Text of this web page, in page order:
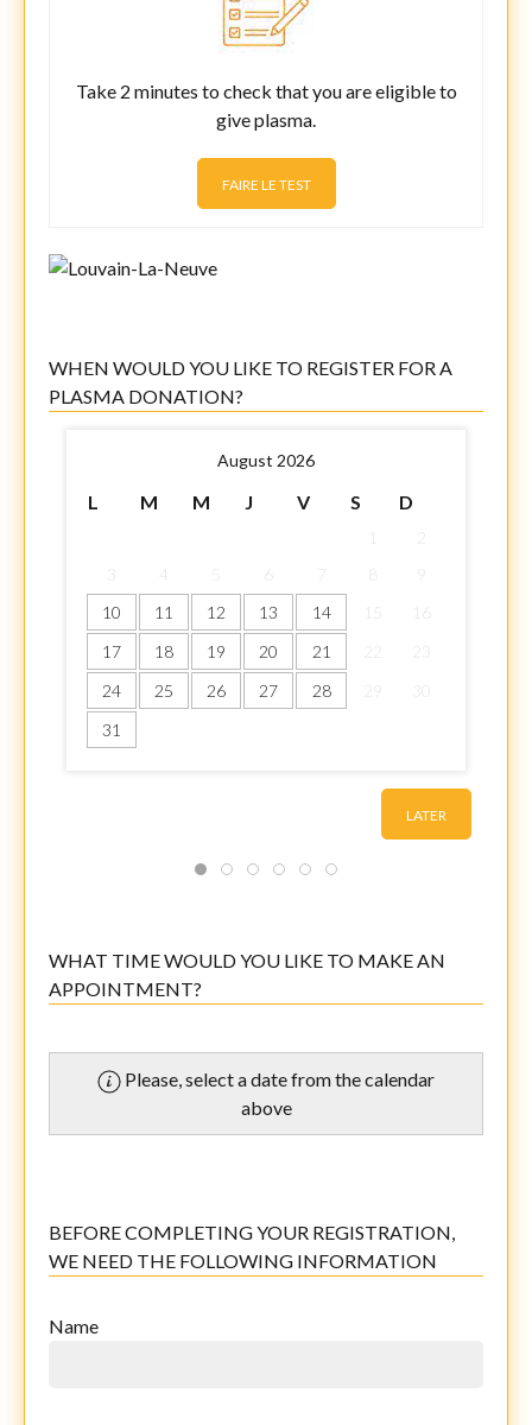
Take 2 minutes to check that you are eligible to
give plasma.
FAIRE LE TEST
WHEN WOULD YOU LIKE TO REGISTER FOR A
PLASMA DONATION?
August 2026
L M M J V S D
4
10
11 12 13 14
17
18 19 20 21
24
25 26 27 28
31
LATER
WHAT TIME WOULD YOU LIKE TO MAKE AN
APPOINTMENT?
Please, select a date from the calendar
above
BEFORE COMPLETING YOUR REGISTRATION,
WE NEED THE FOLLOWING INFORMATION
Name